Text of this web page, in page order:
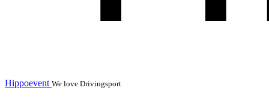
Hippoevent We love Drivingsport